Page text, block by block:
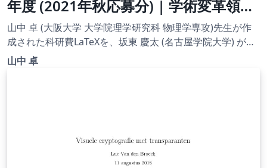
年度 (2021年秋応募分) | 学術変革領域
研究(A) (領域計画書) | 2021.08.20
山中 卓 (大阪大学 大学院理学研究科 物理学専攻)先生が作
成された科研費LaTeXを、坂東 慶太 (名古屋学院大学) が了
承を得てテンプレート登録しています。 詳細はこちら↓を
山中 卓